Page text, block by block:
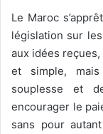
Le Maroc
législation sur
aux idées reçues,
et simple, mais
souplesse et
encourager le
sans pour